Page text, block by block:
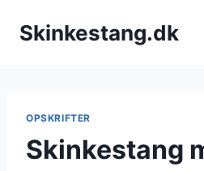
Skinkestang.dk
OPSKRIFTER
Skinkestang